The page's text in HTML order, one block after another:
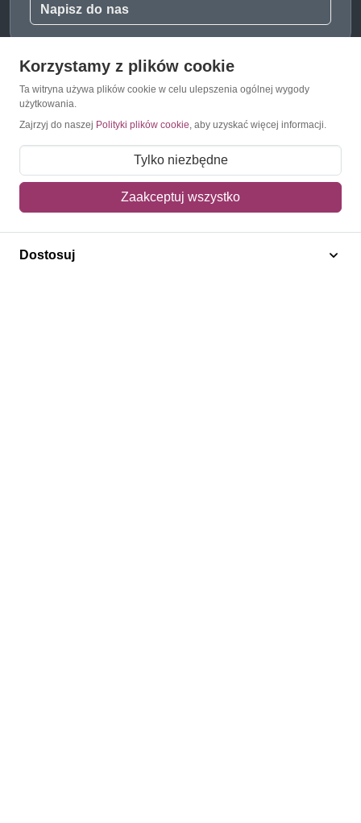
Napisz do nas
O Znaczkopol.pl
O nas
Regulamin
Mapa strony
Korzystamy z plików cookie
Ta witryna używa plików cookie w celu ulepszenia ogólnej wygody
użytkowania.
Zajrzyj do naszej Polityki plików cookie, aby uzyskać więcej informacji.
Tylko niezbędne
Zaakceptuj wszystko
Dostosuj